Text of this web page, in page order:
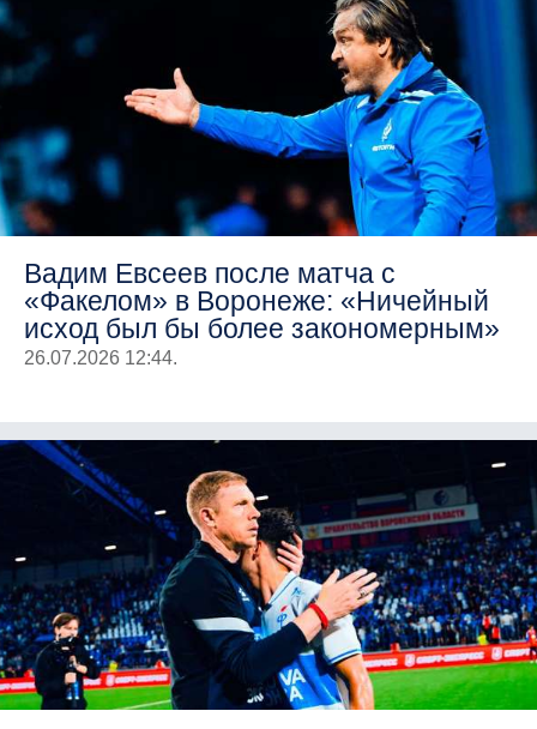
Вадим Евсеев после матча с
«Факелом» в Воронеже: «Ничейный
исход был бы более закономерным»
26.07.2026 12:44.